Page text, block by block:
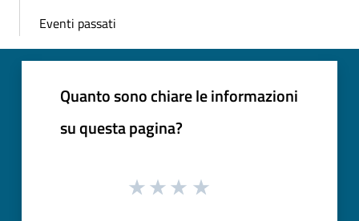
Eventi passati
Quanto sono chiare le informazioni
su questa pagina?